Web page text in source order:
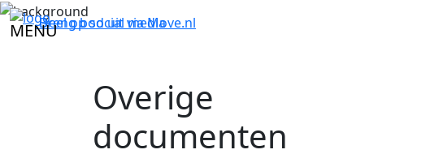
MENUBreng bod uit viaMove.nl
Deel op social media
Overige
documenten